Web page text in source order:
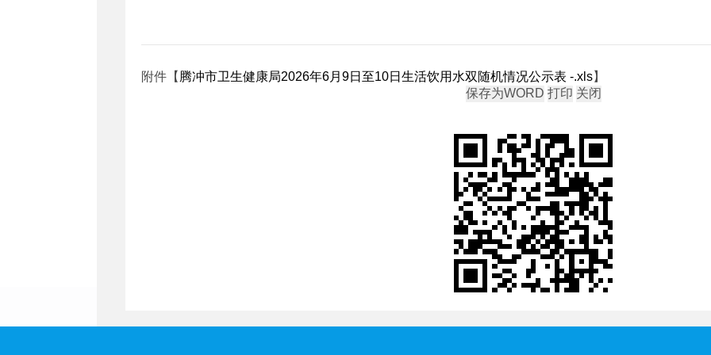
附件【 腾冲市卫生健康局2026年6月9日至10日生活饮用水双随机情况公示表 -.xls】